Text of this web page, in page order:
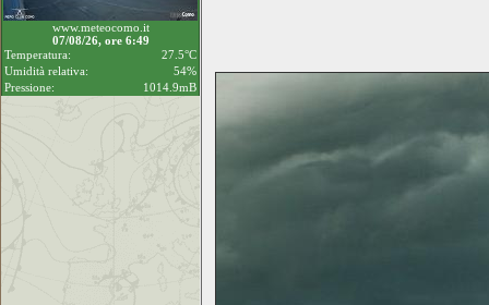
www.meteocomo.it
07/08/26, ore 6:49
Temperatura:
27.5°C
Umidità relativa:
54%
Pressione:
1014.9mB